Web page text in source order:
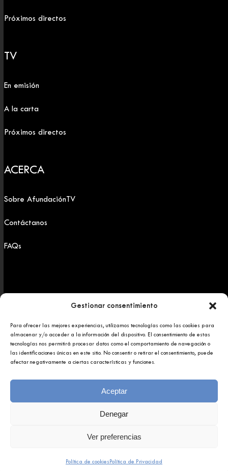
Gestionar consentimiento
Para ofrecer las mejores experiencias, utilizamos tecnologías como las cookies para
almacenar y/o acceder a la información del dispositivo. El consentimiento de estas
tecnologías nos permitirá procesar datos como el comportamiento de navegación o
las identificaciones únicas en este sitio. No consentir o retirar el consentimiento, puede
afectar negativamente a ciertas características y funciones.
Aceptar
Denegar
Ver preferencias
Política de cookies Política de Privacidad
Próximos directos
TV
En emisión
A la carta
Próximos directos
ACERCA
Sobre AfundaciónTV
Contáctanos
FAQs
Copyright 2025 © Afundación Obra Social Abanca
Política de privacidad
Aviso legal